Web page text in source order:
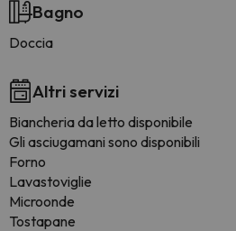
Bagno
Doccia
Altri servizi
Biancheria da letto disponibile
Gli asciugamani sono disponibili
Forno
Lavastoviglie
Microonde
Tostapane